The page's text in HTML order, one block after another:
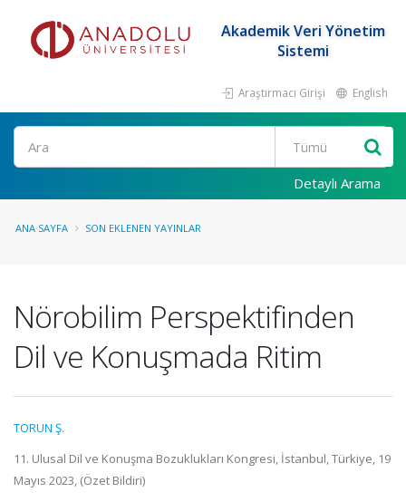
Akademik Veri Yönetim
Sistemi
Araştırmacı Girişi English
Ara
Detaylı Arama
ANA SAYFA SON EKLENEN YAYINLAR
Nörobilim Perspektifinden
Dil ve Konuşmada Ritim
TORUN Ş.
11. Ulusal Dil ve Konuşma Bozuklukları Kongresi, İstanbul, Türkiye, 19
Mayıs 2023, (Özet Bildiri)